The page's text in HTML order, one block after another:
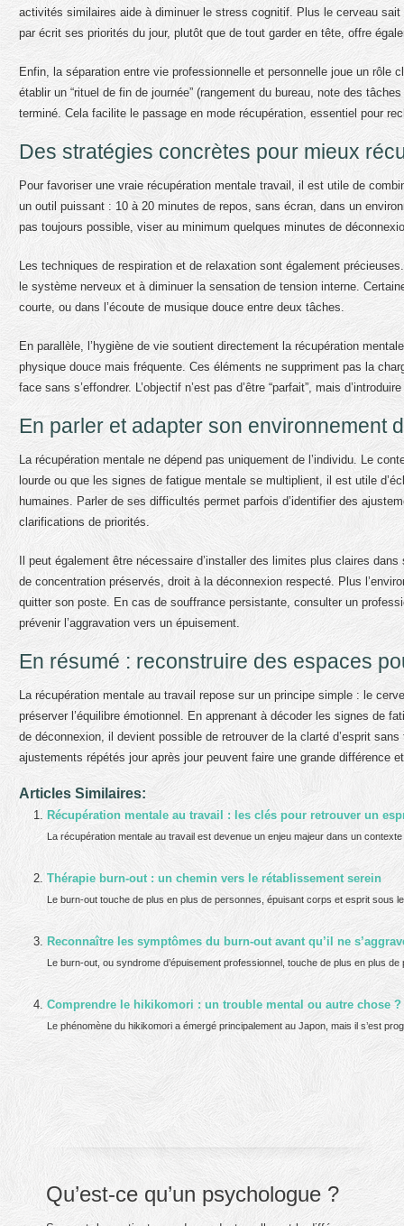
activités similaires aide à diminuer le stress cognitif. Plus le cerveau
par écrit ses priorités du jour, plutôt que de tout garder en tête, offre
Enfin, la séparation entre vie professionnelle et personnelle joue un
établir un “rituel de fin de journée” (rangement du bureau, note des
terminé. Cela facilite le passage en mode récupération, essentiel pour
Des stratégies concrètes pour mieux
Pour favoriser une vraie récupération mentale travail, il est utile de
un outil puissant : 10 à 20 minutes de repos, sans écran, dans un
pas toujours possible, viser au minimum quelques minutes de
Les techniques de respiration et de relaxation sont également
le système nerveux et à diminuer la sensation de tension interne.
courte, ou dans l’écoute de musique douce entre deux tâches.
En parallèle, l’hygiène de vie soutient directement la récupération
physique douce mais fréquente. Ces éléments ne suppriment pas la
face sans s’effondrer. L’objectif n’est pas d’être “parfait”, mais
En parler et adapter son environnement
La récupération mentale ne dépend pas uniquement de l’individu. Le
lourde ou que les signes de fatigue mentale se multiplient, il est utile
humaines. Parler de ses difficultés permet parfois d’identifier des
clarifications de priorités.
Il peut également être nécessaire d’installer des limites plus claires
de concentration préservés, droit à la déconnexion respecté. Plus
quitter son poste. En cas de souffrance persistante, consulter un
prévenir l’aggravation vers un épuisement.
En résumé : reconstruire des espaces
La récupération mentale au travail repose sur un principe simple : le
préserver l’équilibre émotionnel. En apprenant à décoder les signes de
de déconnexion, il devient possible de retrouver de la clarté d’esprit
ajustements répétés jour après jour peuvent faire une grande différence
Articles Similaires:
Récupération mentale au travail : les clés pour retrouver un
La récupération mentale au travail est devenue un enjeu majeur dans un
Thérapie burn-out : un chemin vers le rétablissement serein
Le burn-out touche de plus en plus de personnes, épuisant corps et esprit sous
Reconnaître les symptômes du burn-out avant qu’il ne
Le burn-out, ou syndrome d’épuisement professionnel, touche de plus en plus
Comprendre le hikikomori : un trouble mental ou autre chose ?
Le phénomène du hikikomori a émergé principalement au Japon, mais il s’est
Qu’est-ce qu’un psychologue ?